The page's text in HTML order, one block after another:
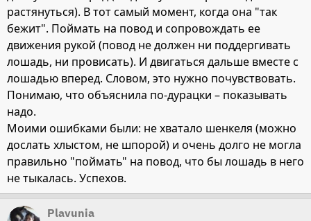
растянуться). В тот самый момент, когда она "так
бежит". Поймать на повод и сопровождать ее
движения рукой (повод не должен ни поддергивать
лошадь, ни провисать). И двигаться дальше вместе с
лошадью вперед. Словом, это нужно почувствовать.
Понимаю, что объяснила по-дурацки – показывать
надо.
Моими ошибками были: не хватало шенкеля (можно
дослать хлыстом, не шпорой) и очень долго не могла
правильно "поймать" на повод, что бы лошадь в него
не тыкалась. Успехов.
Plavunia